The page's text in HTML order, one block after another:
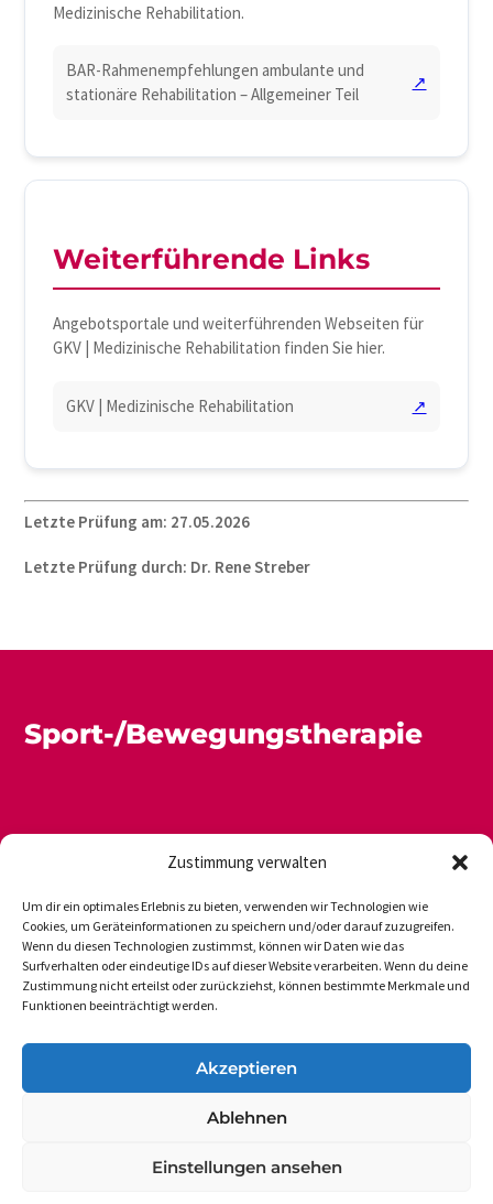
Zustimmung verwalten
Um dir ein optimales Erlebnis zu bieten, verwenden wir Technologien wie
Cookies, um Geräteinformationen zu speichern und/oder darauf zuzugreifen.
Wenn du diesen Technologien zustimmst, können wir Daten wie das
Surfverhalten oder eindeutige IDs auf dieser Website verarbeiten. Wenn du deine
Zustimmung nicht erteilst oder zurückziehst, können bestimmte Merkmale und
Funktionen beeinträchtigt werden.
Akzeptieren
Ablehnen
Einstellungen ansehen
Medizinische Rehabilitation.
BAR-Rahmenempfehlungen ambulante und
stationäre Rehabilitation – Allgemeiner Teil
↗
Weiterführende Links
Angebotsportale und weiterführenden Webseiten für
GKV | Medizinische Rehabilitation finden Sie hier.
GKV | Medizinische Rehabilitation ↗
Letzte Prüfung am: 27.05.2026
Letzte Prüfung durch: Dr. Rene Streber
Sport-/Bewegungstherapie
DVGS E.V.-GESCHÄFTSSTELLE
Newsletter Datenschutz Impressum